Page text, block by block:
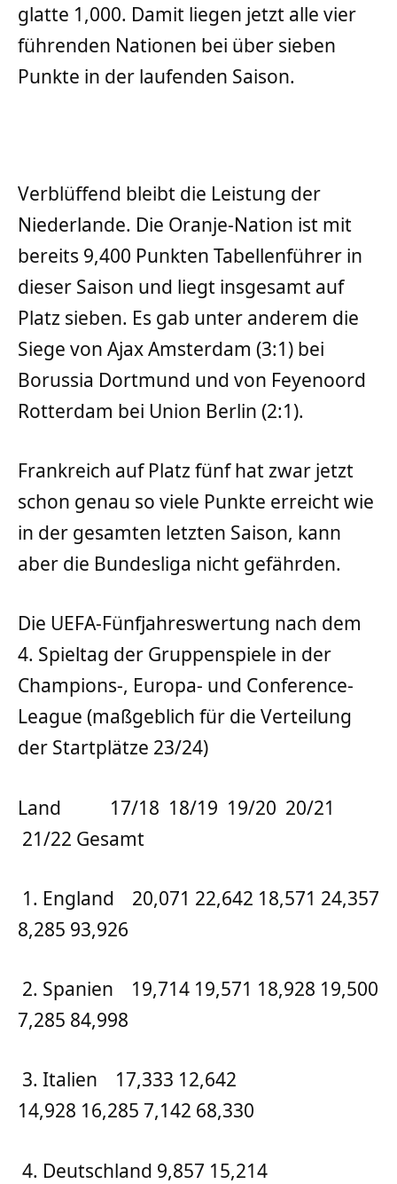
glatte 1,000. Damit liegen jetzt alle vier
führenden Nationen bei über sieben
Punkte in der laufenden Saison.
Verblüffend bleibt die Leistung der
Niederlande. Die Oranje-Nation ist mit
bereits 9,400 Punkten Tabellenführer in
dieser Saison und liegt insgesamt auf
Platz sieben. Es gab unter anderem die
Siege von Ajax Amsterdam (3:1) bei
Borussia Dortmund und von Feyenoord
Rotterdam bei Union Berlin (2:1).
Frankreich auf Platz fünf hat zwar jetzt
schon genau so viele Punkte erreicht wie
in der gesamten letzten Saison, kann
aber die Bundesliga nicht gefährden.
Die UEFA-Fünfjahreswertung nach dem
4. Spieltag der Gruppenspiele in der
Champions-, Europa- und Conference-
League (maßgeblich für die Verteilung
der Startplätze 23/24)
Land 17/18 18/19 19/20 20/21
21/22 Gesamt
1. England 20,071 22,642 18,571 24,357
8,285 93,926
2. Spanien 19,714 19,571 18,928 19,500
7,285 84,998
3. Italien 17,333 12,642
14,928 16,285 7,142 68,330
4. Deutschland 9,857 15,214